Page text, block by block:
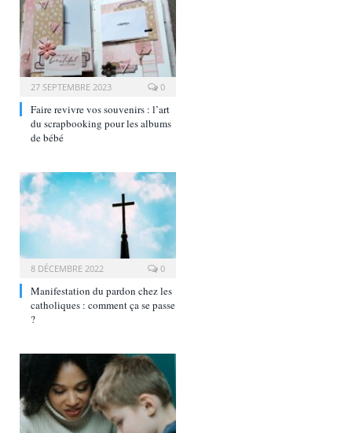
27 SEPTEMBRE 2023 0
Faire revivre vos souvenirs : l’art
du scrapbooking pour les albums
de bébé
8 DÉCEMBRE 2022 0
Manifestation du pardon chez les
catholiques : comment ça se passe
?